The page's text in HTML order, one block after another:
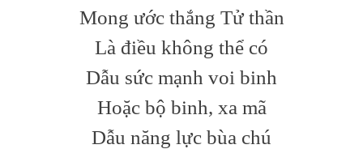
Mong ước thắng Tử thần
Là điều không thể có
Dẫu sức mạnh voi binh
Hoặc bộ binh, xa mã
Dẫu năng lực bùa chú